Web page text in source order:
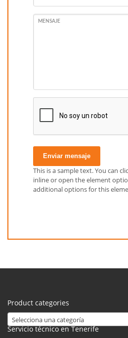
MENSAJE
Enviar mensaje
This is a sample text. You can
inline or open the element
additional options for this
Product categories
Selecciona una categoría
Servicio técnico en Tenerife